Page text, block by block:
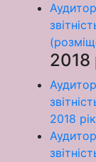
2018
2018